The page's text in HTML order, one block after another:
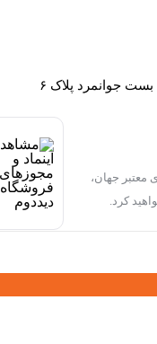
جوانمرد پلاک ۶
معتبر جهان،
کرد.